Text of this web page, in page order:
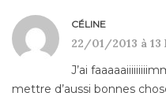
CÉLINE
22/01/2013 à 13
J’ai
mettre d’aussi bonnes